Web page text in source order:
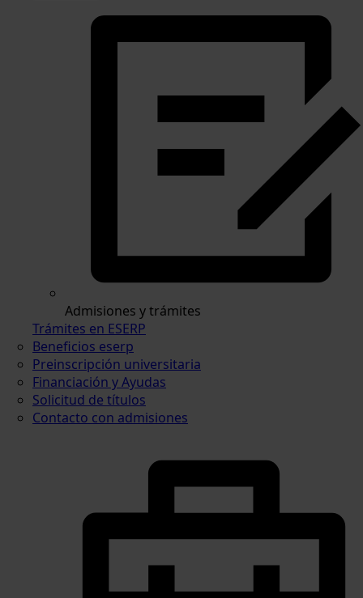
Admisiones y trámites
Trámites en ESERP
Beneficios eserp
Preinscripción universitaria
Financiación y Ayudas
Solicitud de títulos
Contacto con admisiones